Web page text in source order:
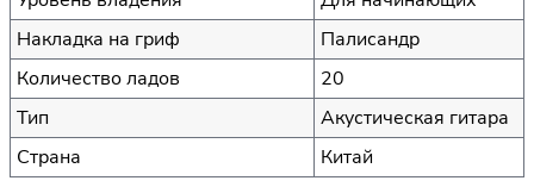
Накладка на гриф
Палисандр
Количество ладов
20
Тип
Акустическая гитара
Страна
Китай